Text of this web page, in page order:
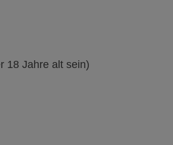
18 Jahre alt sein)